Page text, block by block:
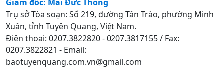
Giám đốc: Mai Đức Thông
Trụ sở Tòa soạn: Số 219, đường Tân Trào, phường Minh
Xuân, tỉnh Tuyên Quang, Việt Nam.
Điện thoại: 0207.3822820 - 0207.3817155 / Fax:
0207.3822821 - Email:
baotuyenquang.com.vn@gmail.com